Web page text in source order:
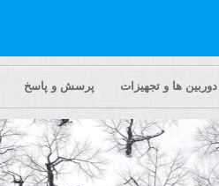
دوربین ها و تجهیزات پرسش و پاسخ